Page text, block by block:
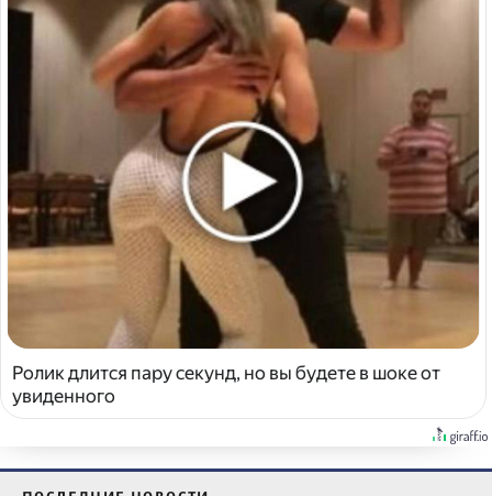
Ролик длится пару секунд, но вы будете в шоке от
увиденного